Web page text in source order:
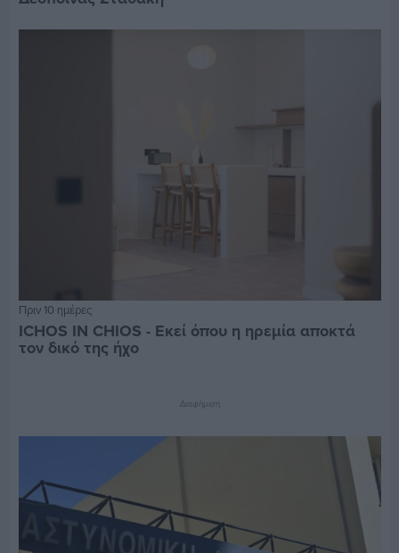
Πριν 10 ημέρες
ICHOS IN CHIOS - Εκεί όπου η ηρεμία αποκτά
τον δικό της ήχο
Διαφήμιση